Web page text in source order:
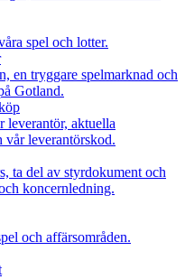
spel och lotter.
en tryggare spelmarknad och
Gotland.
leverantör, aktuella
vår leverantörskod.
ta del av styrdokument och
koncernledning.
och affärsområden.